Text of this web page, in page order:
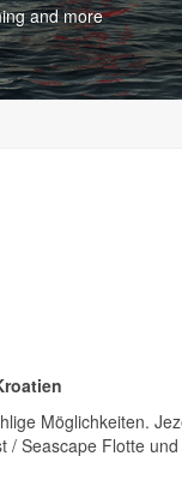
and more
Möglichkeiten.
Seascape Flotte